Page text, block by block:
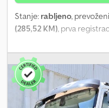
Stanje: rabljeno,
(285,52 KM), prva
, največja
masa:16.000 kg,
mm, zavore:zaviranje z
dnevna kabina, vrsta
, vzmetenje:zrak, število
5.300 mm, širina